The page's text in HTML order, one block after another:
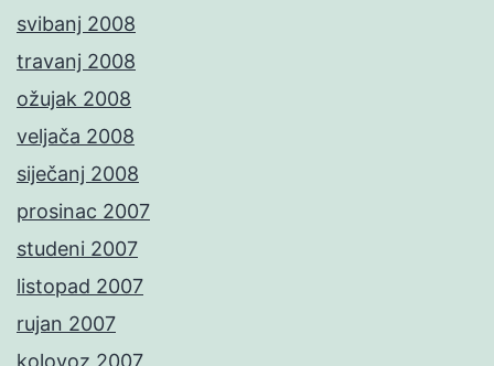
svibanj 2008
travanj 2008
ožujak 2008
veljača 2008
siječanj 2008
prosinac 2007
studeni 2007
listopad 2007
rujan 2007